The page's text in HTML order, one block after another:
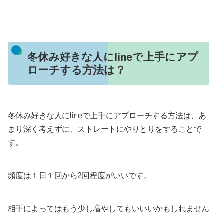
冬休み好きな人にlineで上手にアプ
ローチする方法は？
冬休み好きな人にlineで上手にアプローチする方法は、あ
まり深く考えずに、ストレートにやりとりをすることで
す。
頻度は１日１回から2回程度がいいです。
相手によってはもう少し増やしてもいいいかもしれません